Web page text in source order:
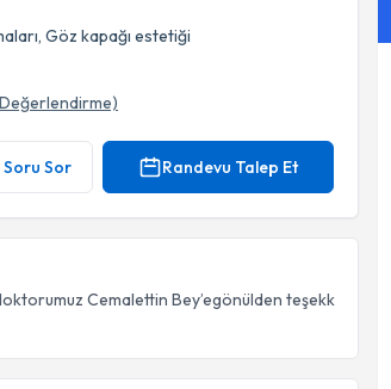
Göz kapağı estetiği
Değerlendirme)
Soru Sor Randevu Talep Et
Cemalettin Bey’egönülden teşekk